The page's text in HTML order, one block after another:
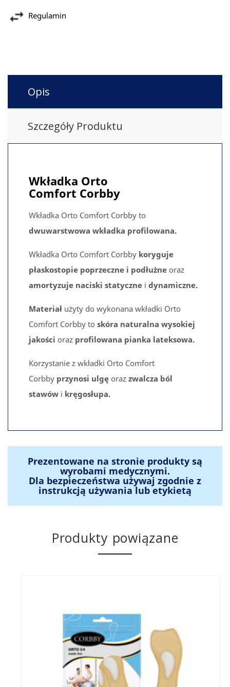
Regulamin
Opis
Szczegóły Produktu
Wkładka Orto
Comfort Corbby
Wkładka Orto Comfort Corbby to
dwuwarstwowa wkładka profilowana.
Wkładka Orto Comfort Corbby koryguje
płaskostopie poprzeczne i podłużne oraz
amortyzuje naciski statyczne i dynamiczne.
Materiał użyty do wykonana wkładki Orto
Comfort Corbby to skóra naturalna wysokiej
jakości oraz profilowana pianka lateksowa.
Korzystanie z wkładki Orto Comfort
Corbby przynosi ulgę oraz zwalcza ból
stawów i kręgosłupa.
Prezentowane na stronie produkty są
wyrobami medycznymi.
Dla bezpieczeństwa używaj zgodnie z
instrukcją używania lub etykietą
Produkty powiązane